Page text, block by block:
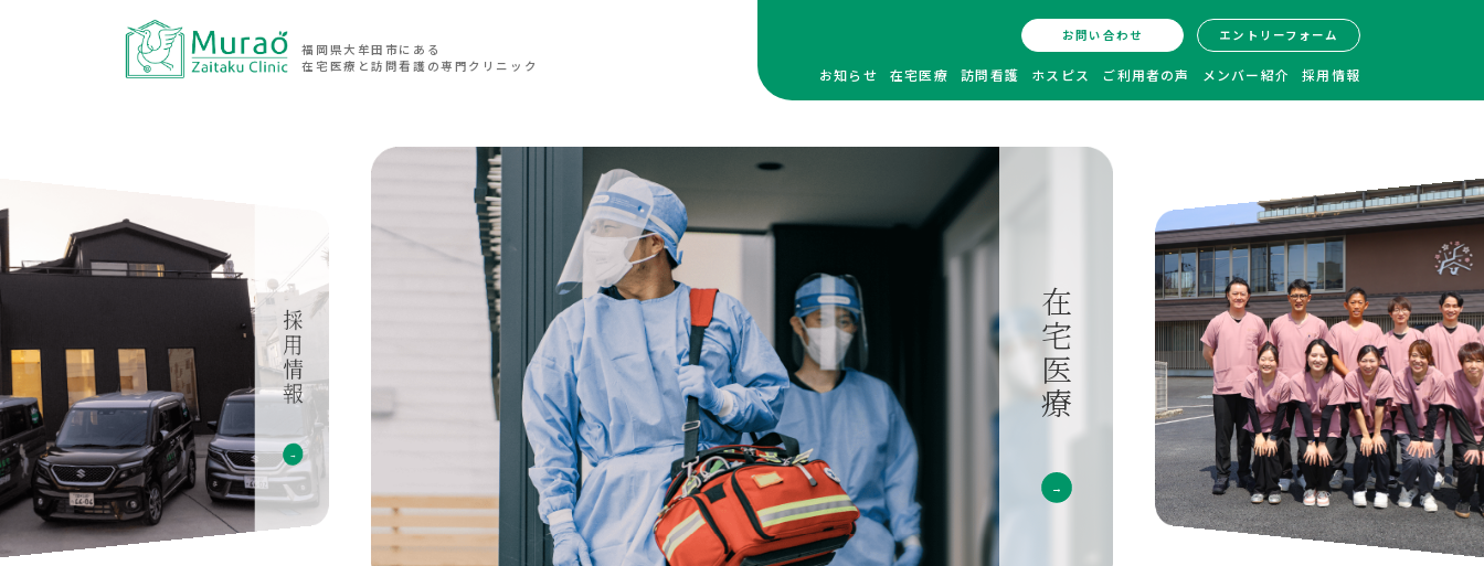
福岡県大牟田市にある
在宅医療と訪問看護の専門クリニック
お問い合わせ エントリーフォーム
お知らせ 在宅医療 訪問看護 ホスピス ご利用者の声 メンバー紹介 採用情報
在宅医療 訪問看護